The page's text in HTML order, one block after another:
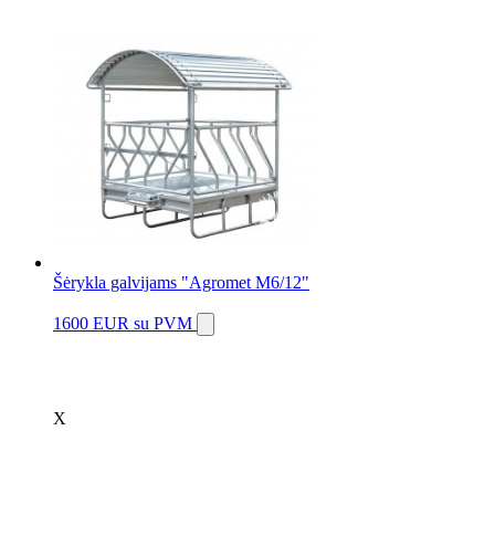
Šėrykla galvijams "Agromet M6/12"
1600 EUR su PVM
X